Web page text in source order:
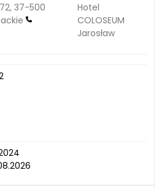
37-500
Hotel
COLOSEUM
Jarosław